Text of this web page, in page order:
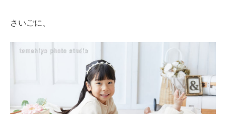
さいごに、